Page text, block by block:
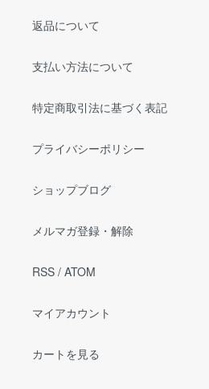
返品について
支払い方法について
特定商取引法に基づく表記
プライバシーポリシー
ショップブログ
メルマガ登録・解除
RSS / ATOM
マイアカウント
カートを見る